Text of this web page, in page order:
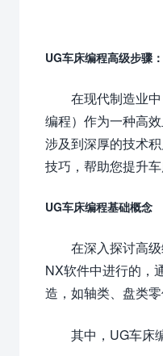
UG车床编程高级步骤
在现代制造业
编程）作为一种高
涉及到深厚的技术
技巧，帮助您提升
UG车床编程基础概念
在深入探讨高
NX软件中进行的，
造，如轴类、盘类
其中，UG车床